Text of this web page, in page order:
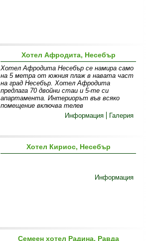
Хотел Афродита, Несебър
Хотел Афродита Несебър се намира само
на 5 метра от южния плаж в навата част
на град Несебър. Хотел Афродита
предлага 70 двойни стаи и 5-те си
апартамента. Интериорът във всяко
помещение включва телев
Информация
Галерия
Хотел Кириос, Несебър
Информация
Семеен хотел Радина, Равда